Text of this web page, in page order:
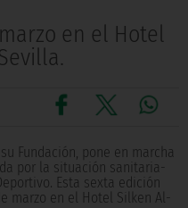
en el Hotel
Fundación, pone en marcha
por la situación sanitaria-
Esta sexta edición
marzo en el Hotel Silken Al-